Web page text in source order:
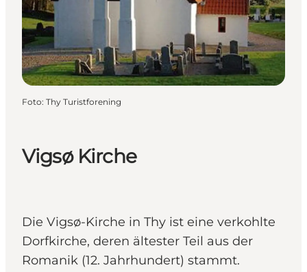
Mach deine Urlaubsplanung
Vigsø Kirche
Die Vigsø-Kirche in Thy ist eine verkohlte
Dorfkirche, deren ältester Teil aus der
Romanik (12. Jahrhundert) stammt.
Foto: Thy Turistforening